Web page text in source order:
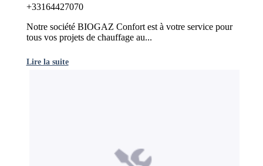
+33164427070
Notre société BIOGAZ Confort est à votre service pour
tous vos projets de chauffage au...
Lire la suite